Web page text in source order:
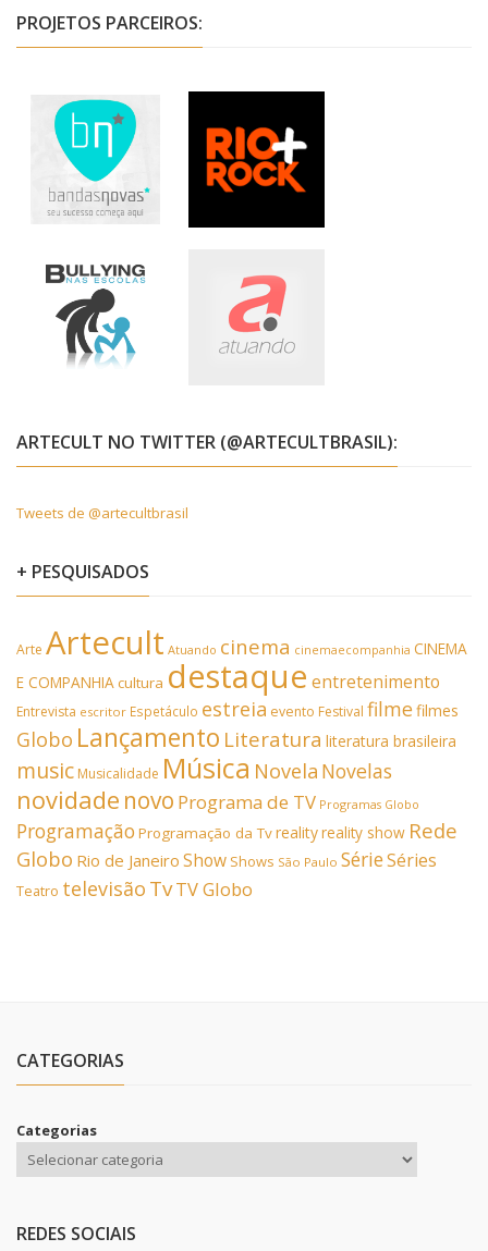
PROJETOS PARCEIROS:
ARTECULT NO TWITTER (@ARTECULTBRASIL):
Tweets de @artecultbrasil
+ PESQUISADOS
Arte Artecult Atuando cinema cinemaecompanhia CINEMA
E COMPANHIAcultura destaque entretenimento
Entrevista escritor Espetáculo estreia evento Festival filmefilmes
Globo Lançamento Literatura literatura brasileira
music Musicalidade Música Novela Novelas
novidade novo Programa de TV Programas Globo
Programação Programação da Tvrealityreality show Rede
Globo Rio de Janeiro Show Shows São Paulo SérieSéries
Teatro televisão TvTV Globo
CATEGORIAS
Categorias
REDES SOCIAIS